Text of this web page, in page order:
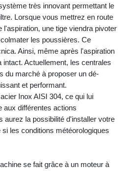
très innovant permettant le
Lorsque vous mettrez en route
l'aspiration, une tige viendra pivoter
les poussières. Ce
Ainsi, même après l'aspiration
Actuellement, les centrales
du marché à proposer un dé-
et performant.
Inox AISI 304, ce qui lui
aux différentes actions
aurez la possibilité d'installer votre
les conditions météorologiques
se fait grâce à un moteur à